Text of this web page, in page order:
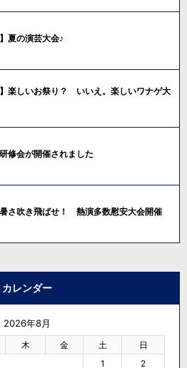
夏の演芸大会♪
楽しいお祭り？ いいえ。楽しいワナゲ大
修会が開催されました
暑さ吹き飛ばせ！ 熱演多数慰安大会開催
カレンダー
2026年8月
木 金 土 日
1
2